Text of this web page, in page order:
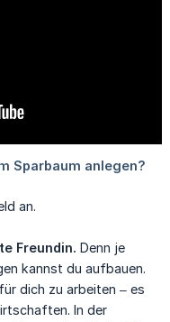
an.
Freundin. Denn je
kannst du aufbauen.
dich zu arbeiten – es
In der